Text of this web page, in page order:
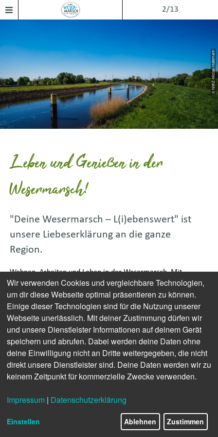
2/13
© NWZ-Niclas-Hafemann
Leben und Genießen in der
Wesermarsch!
"Deine Wesermarsch – L(i)ebenswert" ist
unsere Liebeserklärung an die ganze
Region.
Wohnen, Arbeiten und Leben in der Wesermarsch. Mit
interessanten Einblicken und multimedialen Inhalten über
Land & Leute, Vereine, Verbände, Organisationen und
Unternehmen sowie Tipps und Veranstaltungen wird seit dem
17. Juli 2024 der Bekanntheitsgrad und das Image der
Wesermarsch gestärkt. In Kooperation mit dem
Standortmarketing Wesermarsch werden wir die schönen
Seiten der Wesermarsch aufzeigen.
Magazin “Deine Wesermarsch – L(i)ebenswert“ erreicht ein
Wesermarsch in den Vordergrund stellt. Durch die digitale
Platzierung und Integration Deiner Inhalte, sowie der gezielten
Reichweitenverlängerungen über verschiedene Formate,
Wir verwenden Cookies und vergleichbare Technologien,
um dir diese Webseite optimal präsentieren zu können.
Einige dieser Technologien sind für die Nutzung unserer
Webseite unerlässlich. Mit deiner Zustimmung dürfen wir
und unsere Dienstleister Informationen auf deinem Gerät
speichern und abrufen. Dabei werden deine Daten ohne
deine Einwilligung nicht an Dritte weitergegeben, die nicht
direkt unsere Dienstleister sind. Deine Daten werden wir zu
keinem Zeitpunkt für kommerzielle Zwecke verwenden.
Impressum | Datenschutzerklärung
Einstellen Ablehnen Zustimmen